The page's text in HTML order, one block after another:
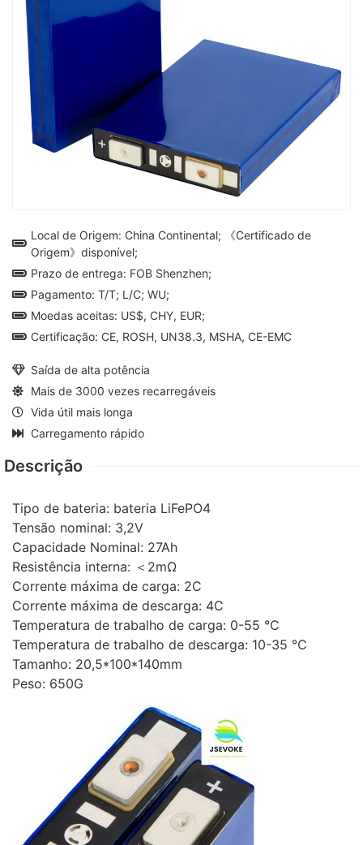
Local de Origem: China Continental; 《Certificado de
Origem》disponível;
Prazo de entrega: FOB Shenzhen;
Pagamento: T/T; L/C; WU;
Moedas aceitas: US$, CHY, EUR;
Certificação: CE, ROSH, UN38.3, MSHA, CE-EMC
Saída de alta potência
Mais de 3000 vezes recarregáveis
Vida útil mais longa
Carregamento rápido
Descrição
Tipo de bateria: bateria LiFePO4
Tensão nominal: 3,2V
Capacidade Nominal: 27Ah
Resistência interna: ＜2mΩ
Corrente máxima de carga: 2C
Corrente máxima de descarga: 4C
Temperatura de trabalho de carga: 0-55 ℃
Temperatura de trabalho de descarga: 10-35 ℃
Tamanho: 20,5*100*140mm
Peso: 650G